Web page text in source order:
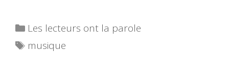
Catégories
Les lecteurs ont la parole
Étiquettes
musique